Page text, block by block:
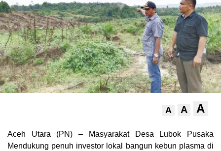
A A A
Aceh Utara (PN) – Masyarakat Desa Lubok Pusaka
Mendukung penuh investor lokal bangun kebun plasma di